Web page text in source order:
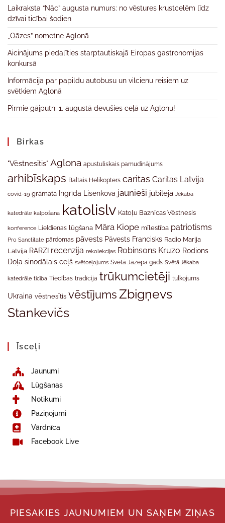
Laikraksta “Nāc” augusta numurs: no vēstures krustcelēm līdz
dzīvai ticībai šodien
„Oāzes” nometne Aglonā
Aicinājums piedalīties starptautiskajā Eiropas gastronomijas
konkursā
Informācija par papildu autobusu un vilcienu reisiem uz
svētkiem Aglonā
Pirmie gājputni 1. augustā devušies ceļā uz Aglonu!
Birkas
"Vēstnesītis" Aglona apustuliskais pamudinājums
arhibīskaps Baltais Helikopters caritas Caritas Latvija
covid-19 grāmata Ingrīda Lisenkova jaunieši jubileja Jēkaba
katedrāle kalpošana katolislv Katoļu Baznīcas Vēstnesis
konference Lieldienas lūgšana Māra Kiope mīlestība patriotisms
Pro Sanctitate pārdomas pāvests Pāvests Francisks Radio Marija
Latvija RARZI recenzija rekolekcijas Robinsons Kruzo Rodions
Doļa sinodālais ceļš svētceļojums Svētā Jāzepa gads Svētā Jēkaba
katedrāle ticība Tiecības tradīcija trūkumcietēji tulkojums
Ukraina vēstnesītis vēstījumsZbigņevs
Stankevičs
Īsceļi
Jaunumi
Lūgšanas
Notikumi
Paziņojumi
Vārdnīca
Facebook Live
PIESAKIES JAUNUMIEM UN SAŅEM ZIŅAS